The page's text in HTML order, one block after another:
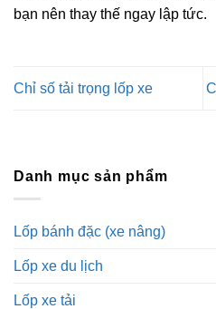
bạn nên thay thế ngay lập tức.
Chỉ số tải trọng lốp xe
Danh mục sản phẩm
Lốp bánh đặc (xe nâng)
Lốp xe du lịch
Lốp xe tải